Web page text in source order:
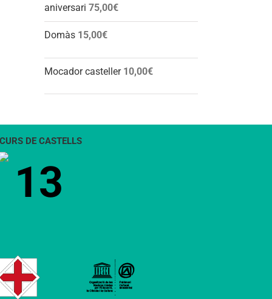
aniversari 75,00€
Domàs 15,00€
Mocador casteller 10,00€
DE CASTELLS
13